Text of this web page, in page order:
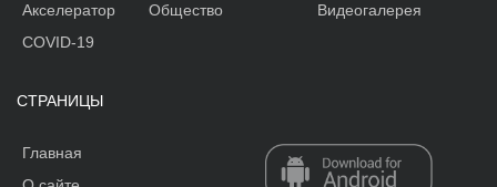
Акселератор
Общество
Видеогалерея
COVID-19
СТРАНИЦЫ
Главная